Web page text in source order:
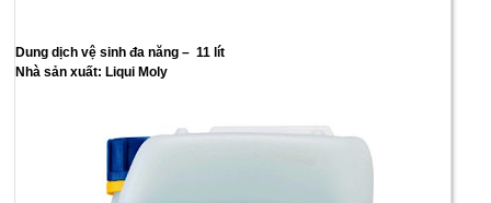
Dung dịch vệ sinh đa năng – 11 lít
Nhà sản xuất: Liqui Moly